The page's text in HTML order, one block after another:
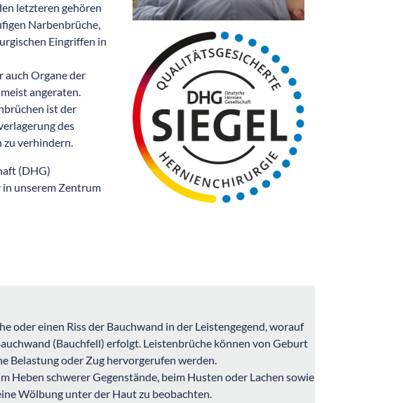
letzteren gehören
Narbenbrüche,
Eingriffen in
auch Organe der
angeraten.
ist der
des
zu verhindern.
(DHG)
unserem Zentrum
oder einen Riss der Bauchwand in der Leistengegend, worauf
(Bauchfell) erfolgt. Leistenbrüche können von Geburt
Belastung oder Zug hervorgerufen werden.
Heben schwerer Gegenstände, beim Husten oder Lachen sowie
Wölbung unter der Haut zu beobachten.